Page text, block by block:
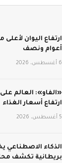
أعوام ونصف
6 أغسطس، 2026
«الفاو»: العالم
ارتفاع أسعار الغذاء
5 أغسطس، 2026
الذكاء الاصطناعي
بريطانية تكشف